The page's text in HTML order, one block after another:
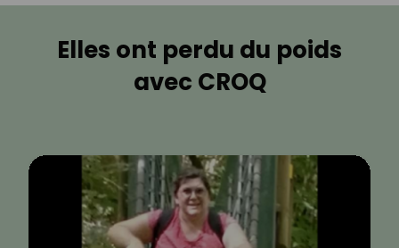
Elles ont perdu du poids
avec CROQ